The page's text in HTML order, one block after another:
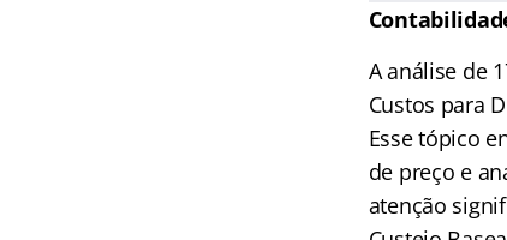
A análise de
Custos para
Esse tópico
de preço e
atenção